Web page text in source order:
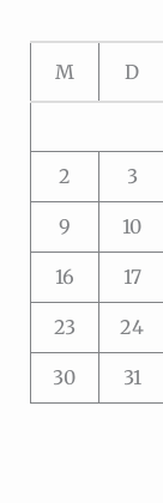
M D
2 3
9 10
16 17
23 24
30 31